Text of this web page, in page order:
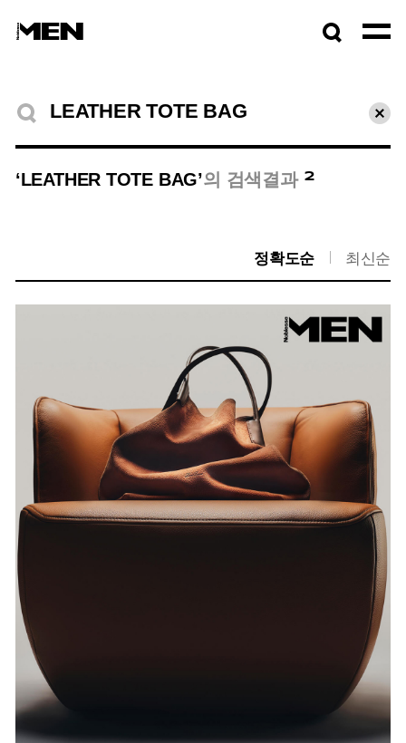
검색결과
초기
‘LEATHER TOTE BAG’의 검색결과 2
정확도순 최신순